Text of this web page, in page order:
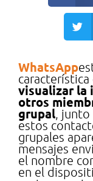
WhatsApp
característica
visualizar la
otros
grupal, junto
estos
grupales
mensajes
el nombre
en el